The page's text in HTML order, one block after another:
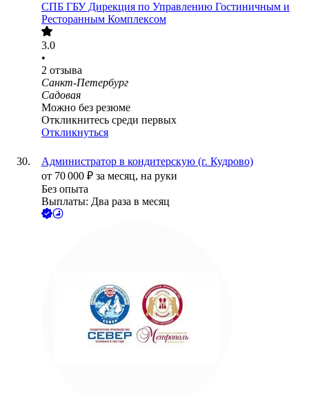
СПБ ГБУ Дирекция по Управлению Гостиничным и
Ресторанным Комплексом
3.0
•
2 отзыва
Санкт-Петербург
Садовая
Можно без резюме
Откликнитесь среди первых
Откликнуться
Администратор в кондитерскую (г. Кудрово)
от 70 000 ₽ за месяц, на руки
Без опыта
Выплаты: Два раза в месяц